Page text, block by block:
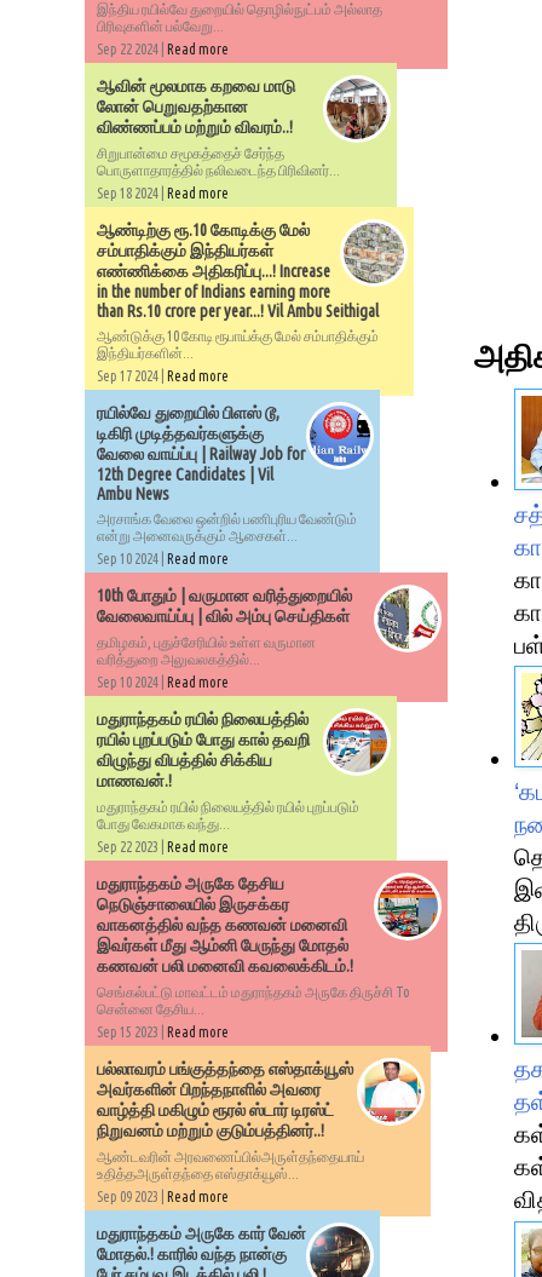
இந்திய ரயில்வே துறையில் தொழில்நுட்பம் அல்லாத
பிரிவுகளின் பல்வேறு...
Sep 22 2024 | Read more
ஆவின் மூலமாக கறவை மாடு
லோன் பெறுவதற்கான
விண்ணப்பம் மற்றும் விவரம்..!
சிறுபான்மை சமூகத்தைச் சேர்ந்த
பொருளாதாரத்தில் நலிவடைந்த பிரிவினர்...
Sep 18 2024 | Read more
ஆண்டிற்கு ரூ.10 கோடிக்கு மேல்
சம்பாதிக்கும் இந்தியர்கள்
எண்ணிக்கை அதிகரிப்பு...! Increase
in the number of Indians earning more
than Rs.10 crore per year...! Vil Ambu Seithigal
ஆண்டுக்கு 10 கோடி ரூபாய்க்கு மேல் சம்பாதிக்கும்
இந்தியர்களின்...
Sep 17 2024 | Read more
ரயில்வே துறையில் பிளஸ் டூ,
டிகிரி முடித்தவர்களுக்கு
வேலை வாய்ப்பு | Railway Job for
12th Degree Candidates | Vil
Ambu News
அரசாங்க வேலை ஒன்றில் பணிபுரிய வேண்டும்
என்று அனைவருக்கும் ஆசைகள்...
Sep 10 2024 | Read more
10th போதும் | வருமான வரித்துறையில்
வேலைவாய்ப்பு | வில் அம்பு செய்திகள்
தமிழகம், புதுச்சேரியில் உள்ள வருமான
வரித்துறை அலுவலகத்தில்...
Sep 10 2024 | Read more
மதுராந்தகம் ரயில் நிலையத்தில்
ரயில் புறப்படும் போது கால் தவறி
விழுந்து விபத்தில் சிக்கிய
மாணவன்.!
மதுராந்தகம் ரயில் நிலையத்தில் ரயில் புறப்படும்
போது வேகமாக வந்து...
Sep 22 2023 | Read more
மதுராந்தகம் அருகே தேசிய
நெடுஞ்சாலையில் இருசக்கர
வாகனத்தில் வந்த கணவன் மனைவி
இவர்கள் மீது ஆம்னி பேருந்து மோதல்
கணவன் பலி மனைவி கவலைக்கிடம்.!
செங்கல்பட்டு மாவட்டம் மதுராந்தகம் அருகே திருச்சி To
சென்னை தேசிய...
Sep 15 2023 | Read more
பல்லாவரம் பங்குத்தந்தை எஸ்தாக்யூஸ்
அவர்களின் பிறந்தநாளில் அவரை
வாழ்த்தி மகிழும் ரூரல் ஸ்டார் டிரஸ்ட்
நிறுவனம் மற்றும் குடும்பத்தினர்..!
ஆண்டவரின் அரவணைப்பில்அருள்தந்தையாய்
உதித்தஅருள்தந்தை எஸ்தாக்யூஸ்...
Sep 09 2023 | Read more
மதுராந்தகம் அருகே கார் வேன்
மோதல்.! காரில் வந்த நான்கு